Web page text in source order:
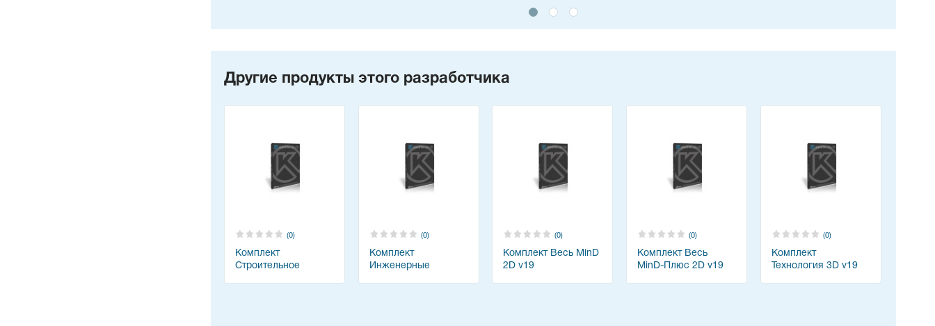
Другие продукты этого разработчика
(0)
Комплект
Строительное
(0)
Комплект
Инженерные
(0)
Комплект Весь MinD
2D v19
(0)
Комплект Весь
MinD-Плюс 2D v19
(0)
Комплект
Технология 3D v19